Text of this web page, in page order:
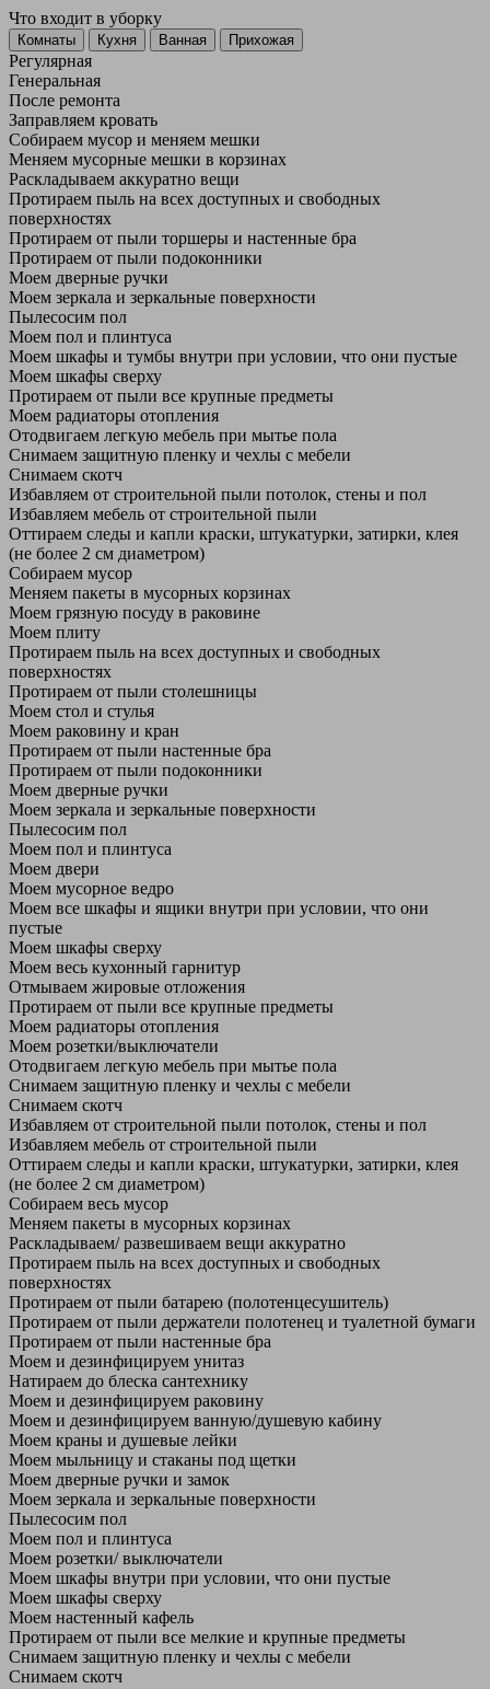
Что входит в уборку
Регу­лярная
Гене­ральная
После ремонта
Заправляем кровать
Собираем мусор и меняем мешки
Меняем мусорные мешки в корзинах
Раскладываем аккуратно вещи
Протираем пыль на всех доступных и свободных
поверхностях
Протираем от пыли торшеры и настенные бра
Протираем от пыли подоконники
Моем дверные ручки
Моем зеркала и зеркальные поверхности
Пылесосим пол
Моем пол и плинтуса
Моем шкафы и тумбы внутри при условии, что они пустые
Моем шкафы сверху
Протираем от пыли все крупные предметы
Моем радиаторы отопления
Отодвигаем легкую мебель при мытье пола
Снимаем защитную пленку и чехлы с мебели
Снимаем скотч
Избавляем от строительной пыли потолок, стены и пол
Избавляем мебель от строительной пыли
Оттираем следы и капли краски, штукатурки, затирки, клея
(не более 2 см диаметром)
Собираем мусор
Меняем пакеты в мусорных корзинах
Моем грязную посуду в раковине
Моем плиту
Протираем пыль на всех доступных и свободных
поверхностях
Протираем от пыли столешницы
Моем стол и стулья
Моем раковину и кран
Протираем от пыли настенные бра
Протираем от пыли подоконники
Моем дверные ручки
Моем зеркала и зеркальные поверхности
Пылесосим пол
Моем пол и плинтуса
Моем двери
Моем мусорное ведро
Моем все шкафы и ящики внутри при условии, что они
пустые
Моем шкафы сверху
Моем весь кухонный гарнитур
Отмываем жировые отложения
Протираем от пыли все крупные предметы
Моем радиаторы отопления
Моем розетки/выключатели
Отодвигаем легкую мебель при мытье пола
Снимаем защитную пленку и чехлы с мебели
Снимаем скотч
Избавляем от строительной пыли потолок, стены и пол
Избавляем мебель от строительной пыли
Оттираем следы и капли краски, штукатурки, затирки, клея
(не более 2 см диаметром)
Собираем весь мусор
Меняем пакеты в мусорных корзинах
Раскладываем/ развешиваем вещи аккуратно
Протираем пыль на всех доступных и свободных
поверхностях
Протираем от пыли батарею (полотенцесушитель)
Протираем от пыли держатели полотенец и туалетной бумаги
Протираем от пыли настенные бра
Моем и дезинфицируем унитаз
Натираем до блеска сантехнику
Моем и дезинфицируем раковину
Моем и дезинфицируем ванную/душевую кабину
Моем краны и душевые лейки
Моем мыльницу и стаканы под щетки
Моем дверные ручки и замок
Моем зеркала и зеркальные поверхности
Пылесосим пол
Моем пол и плинтуса
Моем розетки/ выключатели
Моем шкафы внутри при условии, что они пустые
Моем шкафы сверху
Моем настенный кафель
Протираем от пыли все мелкие и крупные предметы
Снимаем защитную пленку и чехлы с мебели
Снимаем скотч